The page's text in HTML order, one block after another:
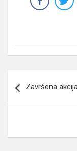
članaka
Završena